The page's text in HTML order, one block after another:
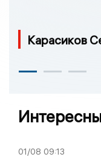
Карасиков
01/08 09:13